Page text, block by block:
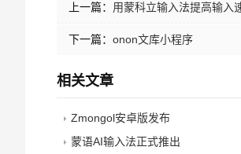
上一篇： 用蒙科立输入法提高输入
下一篇： onon文库小程序
相关文章
Zmongol安卓版发布
蒙语AI输入法正式推出